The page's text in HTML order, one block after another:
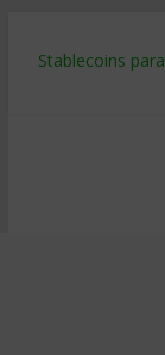
Stablecoins
Despido
IA en
Trabajo
Mercado